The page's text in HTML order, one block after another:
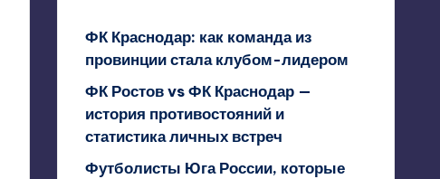
ФК Краснодар: как команда из
провинции стала клубом-лидером
ФК Ростов vs ФК Краснодар —
история противостояний и
статистика личных встреч
Футболисты Юга России, которые